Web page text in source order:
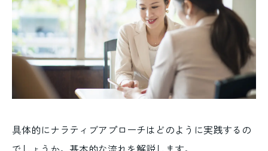
具体的にナラティブアプローチはどのように実践するの